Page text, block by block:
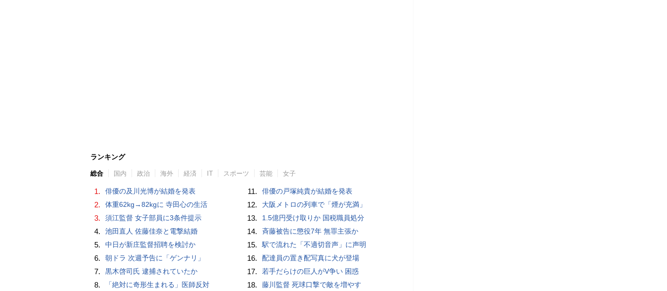
ランキング
総合 国内 政治 海外 経済 IT スポーツ 芸能 女子
1. 俳優の及川光博が結婚を発表
2. 体重62kg→82kgに 寺田心の生活
3. 須江監督 女子部員に3条件提示
4. 池田直人 佐藤佳奈と電撃結婚
5. 中日が新庄監督招聘を検討か
6. 朝ドラ 次週予告に「ゲンナリ」
7. 黒木啓司氏 逮捕されていたか
8. 「絶対に奇形生まれる」医師反対
11. 俳優の戸塚純貴が結婚を発表
12. 大阪メトロの列車で「煙が充満」
13. 1.5億円受け取りか 国税職員処分
14. 斉藤被告に懲役7年 無罪主張か
15. 駅で流れた「不適切音声」に声明
16. 配達員の置き配写真に犬が登場
17. 若手だらけの巨人がV争い 困惑
18. 藤川監督 死球口撃で敵を増やす